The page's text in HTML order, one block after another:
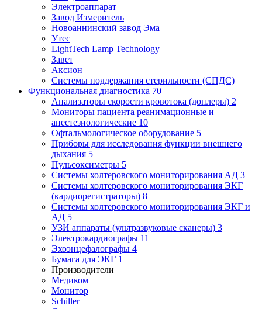
Электроаппарат
Завод Измеритель
Новоаннинский завод Эма
Утес
LightTech Lamp Technology
Завет
Аксион
Системы поддержания стерильности (СПДС)
Функциональная диагностика 70
Анализаторы скорости кровотока (доплеры) 2
Мониторы пациента реанимационные и
анестезиологические 10
Офтальмологическое оборудование 5
Приборы для исследования функции внешнего
дыхания 5
Пульсоксиметры 5
Системы холтеровского мониторирования АД 3
Системы холтеровского мониторирования ЭКГ
(кардиорегистраторы) 8
Системы холтеровского мониторирования ЭКГ и
АД 5
УЗИ аппараты (ультразвуковые сканеры) 3
Электрокардиографы 11
Эхоэнцефалографы 4
Бумага для ЭКГ 1
Производители
Медиком
Монитор
Schiller